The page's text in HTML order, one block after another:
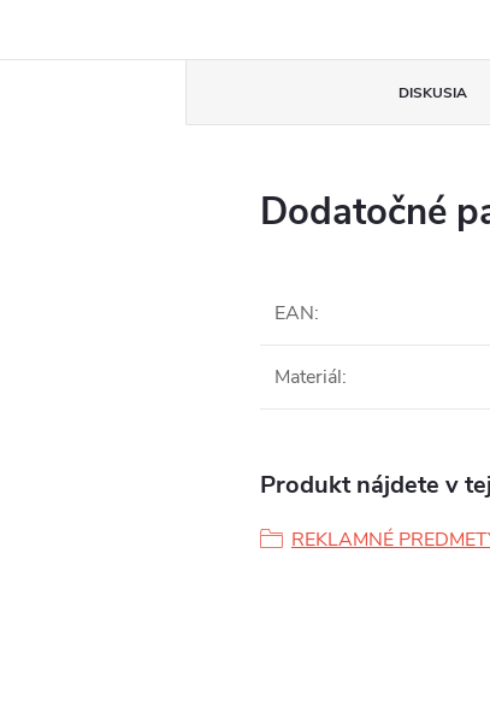
DISKUSIA
Dodatočné
EAN:
Materiál:
Produkt nájdete v
REKLAMNÉ